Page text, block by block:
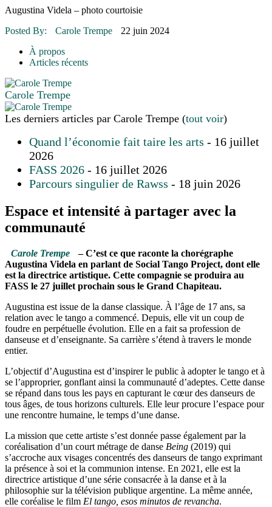
16 juillet 2026 | CULTURE
16 juillet 2026 | ENVIRONNEMENT
16 juillet 2026
Augustina Videla – photo courtoisie
Posted By:
Carole Trempe
22 juin 2024
À propos
Articles récents
Carole Trempe
Les derniers articles par Carole Trempe (tout voir)
Quand l’économie fait taire les arts - 16 juillet
2026
FASS 2026 - 16 juillet 2026
Parcours singulier de Rawss - 18 juin 2026
Espace et intensité à partager avec la
communauté
Carole Trempe
– C’est ce que raconte la chorégraphe
Augustina Videla en parlant de Social Tango Project, dont elle
est la directrice artistique. Cette compagnie se produira au
FASS le 27 juillet prochain sous le Grand Chapiteau.
Augustina est issue de la danse classique. À l’âge de 17 ans, sa
relation avec le tango a commencé. Depuis, elle vit un coup de
foudre en perpétuelle évolution. Elle en a fait sa profession de
danseuse et d’enseignante. Sa carrière s’étend à travers le monde
entier.
L’objectif d’Augustina est d’inspirer le public à adopter le tango et à
se l’approprier, gonflant ainsi la communauté d’adeptes. Cette danse
se répand dans tous les pays en capturant le cœur des danseurs de
tous âges, de tous horizons culturels. Elle leur procure l’espace pour
une rencontre humaine, le temps d’une danse.
La mission que cette artiste s’est donnée passe également par la
coréalisation d’un court métrage de danse Being (2019) qui
s’accroche aux visages concentrés des danseurs de tango exprimant
la présence à soi et la communion intense. En 2021, elle est la
directrice artistique d’une série consacrée à la danse et à la
philosophie sur la télévision publique argentine. La même année,
elle coréalise le film El tango, esos minutos de revancha.